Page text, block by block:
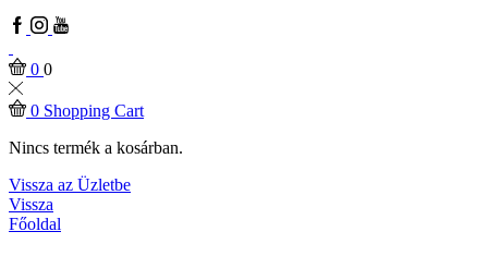
Facebook
Instagram
Youtube
0 0
0 Shopping Cart
Nincs termék a kosárban.
Vissza az Üzletbe
Vissza
Főoldal